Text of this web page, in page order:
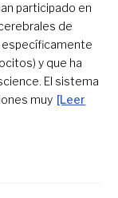
participado en
de
y que ha
El sistema
muy [Leer